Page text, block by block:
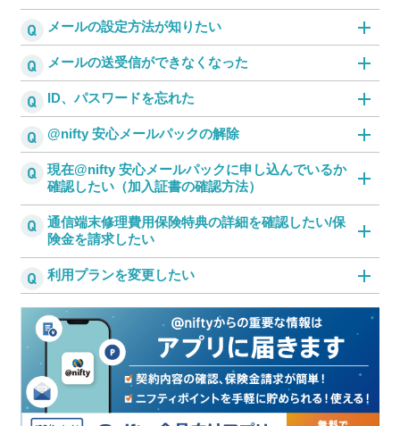
メールの設定方法が知りたい
メールの送受信ができなくなった
ID、パスワードを忘れた
@nifty 安心メールパックの解除
現在@nifty 安心メールパックに申し込んでいるか
確認したい（加入証書の確認方法）
通信端末修理費用保険特典の詳細を確認したい/保
険金を請求したい
利用プランを変更したい